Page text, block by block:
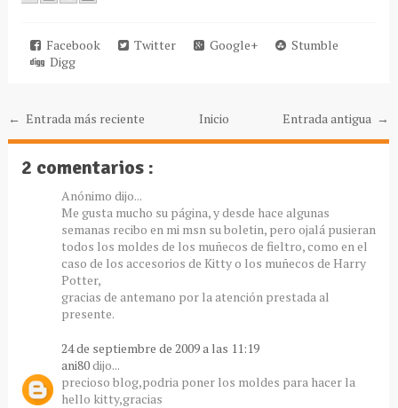
Facebook Twitter Google+
Stumble
Digg
← Entrada más reciente Entrada antigua →
Inicio
2 comentarios :
Anónimo dijo...
Me gusta mucho su página, y desde hace algunas
semanas recibo en mi msn su boletin, pero ojalá pusieran
todos los moldes de los muñecos de fieltro, como en el
caso de los accesorios de Kitty o los muñecos de Harry
Potter,
gracias de antemano por la atención prestada al
presente.
24 de septiembre de 2009 a las 11:19
ani80dijo...
precioso blog,podria poner los moldes para hacer la
hello kitty,gracias